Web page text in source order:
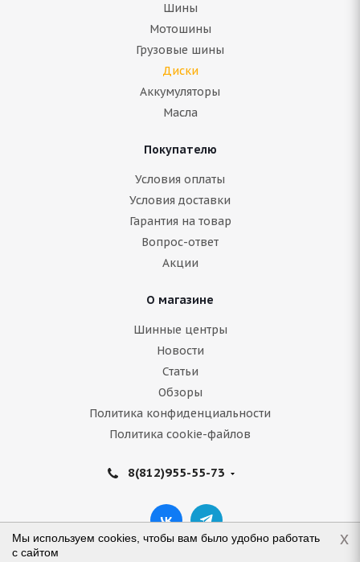
Шины
Мотошины
Грузовые шины
Диски
Аккумуляторы
Масла
Покупателю
Условия оплаты
Условия доставки
Гарантия на товар
Вопрос-ответ
Акции
О магазине
Шинные центры
Новости
Статьи
Обзоры
Политика конфиденциальности
Политика cookie-файлов
8(812)955-55-73
Мы используем cookies, чтобы вам было удобно работать
с сайтом
x